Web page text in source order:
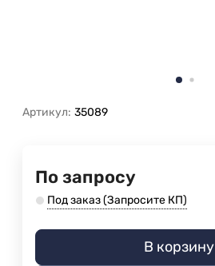
Артикул: 35089
По запросу
Под заказ (Запросите КП)
В корзину